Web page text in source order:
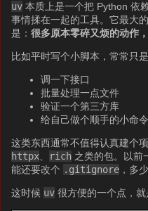
uv 本质上是一个把 Python 依
事情揉在一起的工具。它最大
是：很多原本零碎又烦的动作
比如平时写个小脚本，常常只是
调一下接口
批量处理一点文件
验证一个第三方库
给自己做个顺手的小命令
这类东西通常不值得认真建个
httpx、 rich 之类的包。以前
能还要改个 .gitignore ，多
这时候 uv 很方便的一个点，